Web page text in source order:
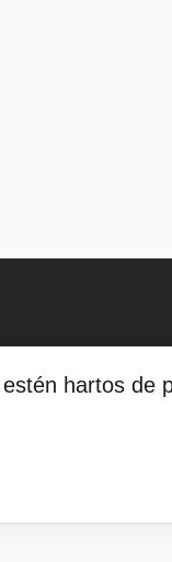
hartos de